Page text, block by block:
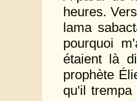
heures.
lama
pourquoi
étaient là
prophète
qu'il